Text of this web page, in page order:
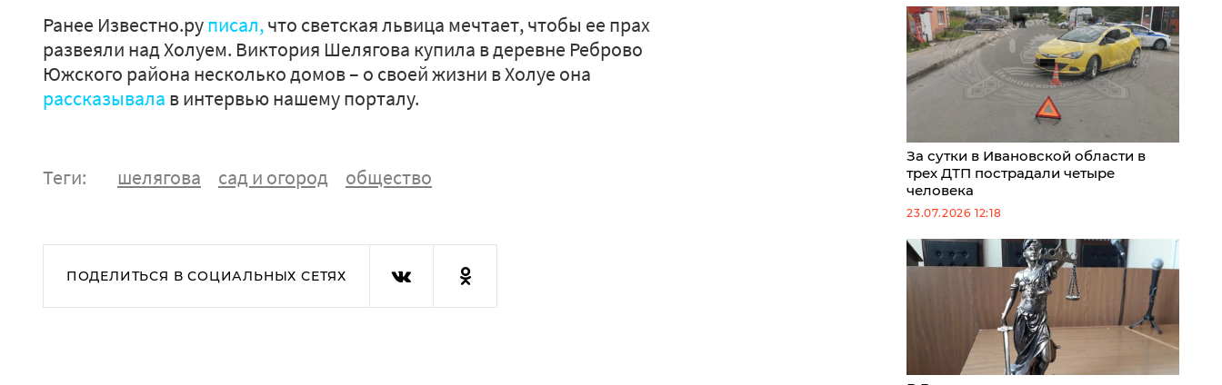
Ранее Известно.руписал,что светская львица мечтает, чтобы ее прах
развеяли над Холуем. Виктория Шелягова купила в деревне Реброво
Южского района несколько домов – о своей жизни в Холуе она
рассказывала в интервью нашему порталу.
Теги: шелягова сад и огород общество
ПОДЕЛИТЬСЯ В СОЦИАЛЬНЫХ СЕТЯХ
За сутки в Ивановской области в
трех ДТП пострадали четыре
человека
23.07.2026 12:18